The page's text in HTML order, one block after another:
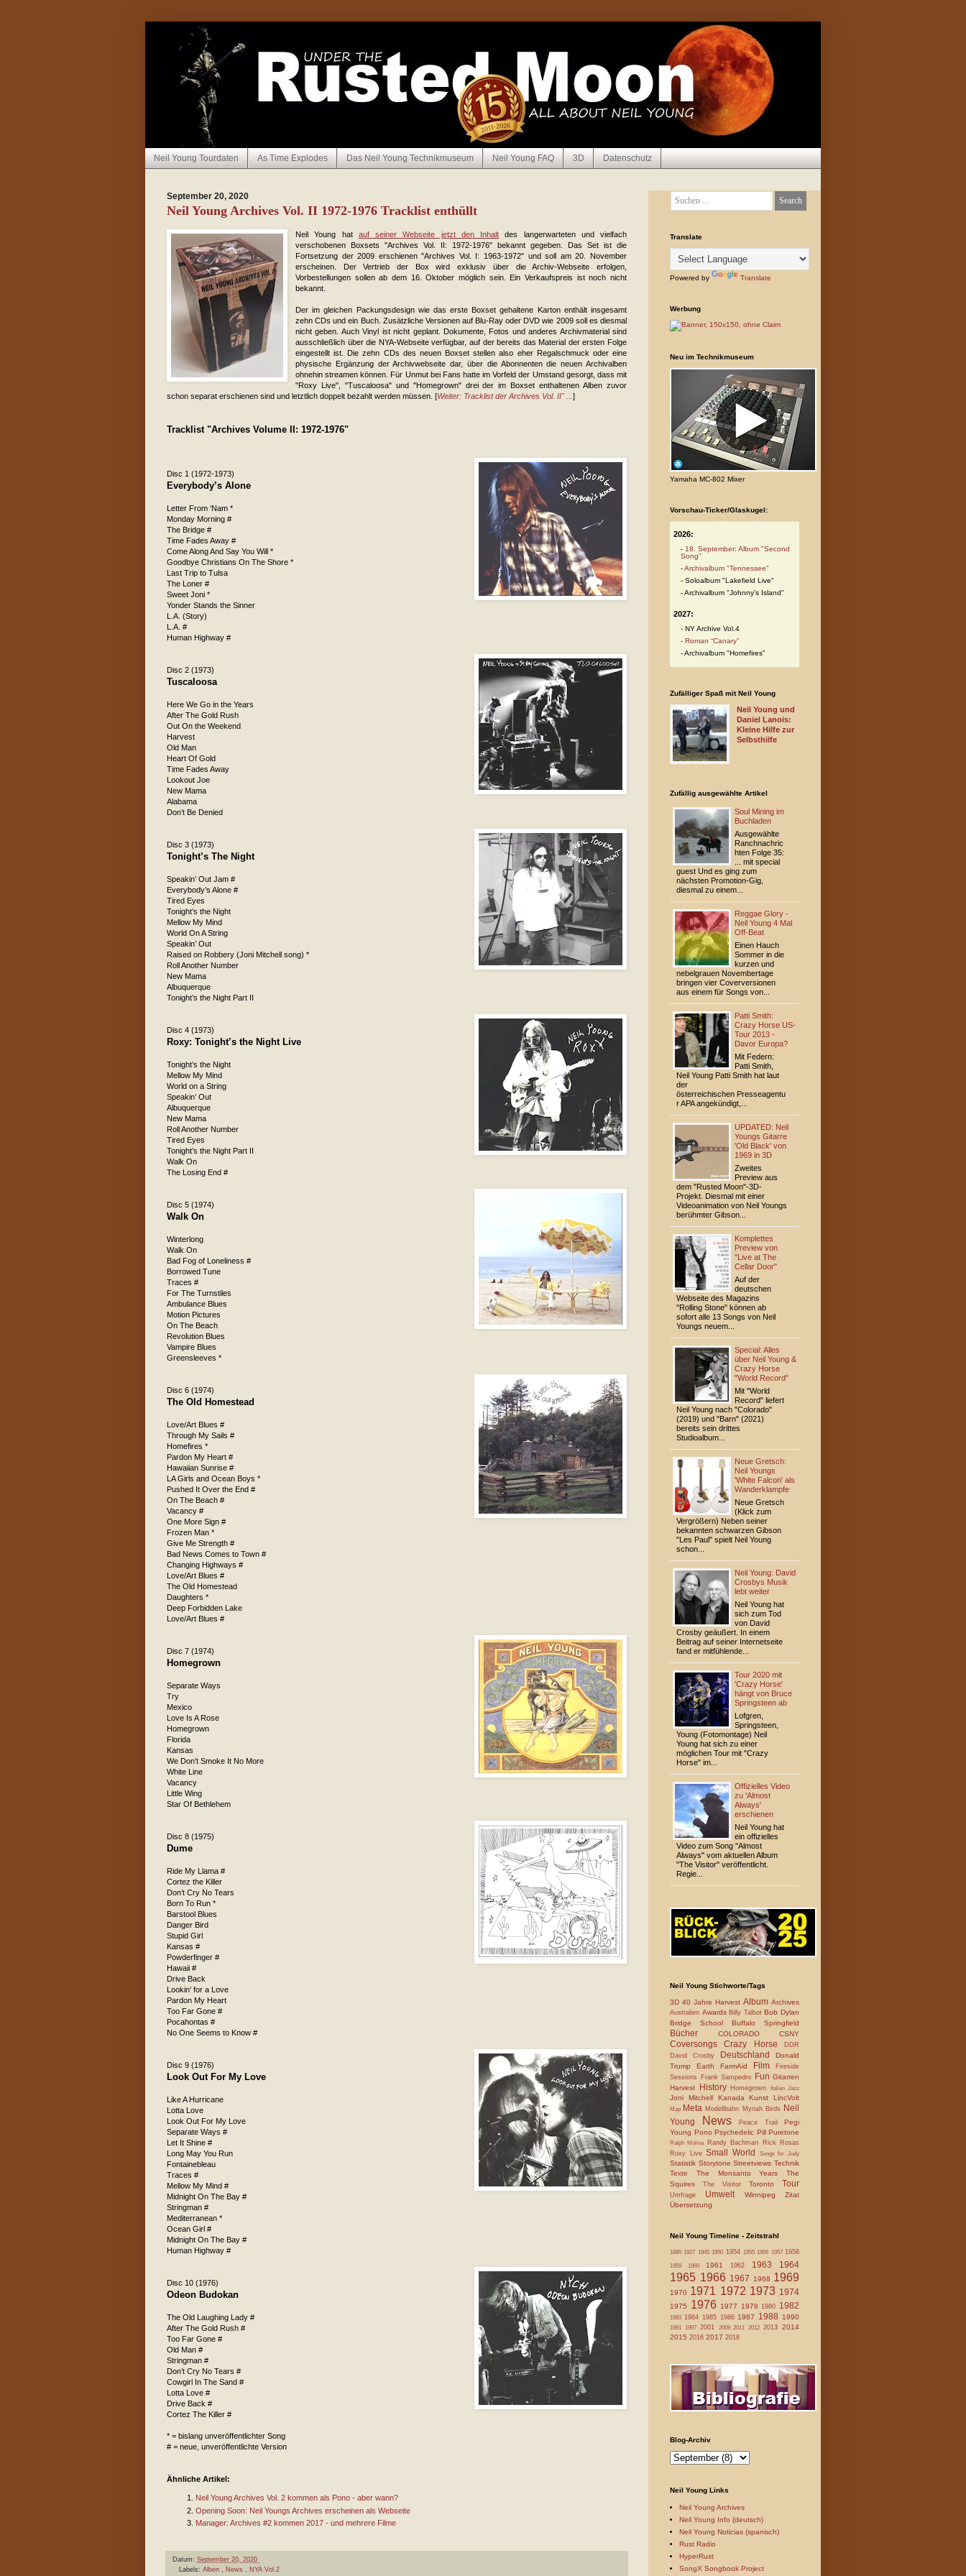
Neil Young Tourdaten As Time Explodes Das Neil Young Technikmuseum Neil Young FAQ 3D Datenschutz
September 20, 2020
Neil Young Archives Vol. II 1972-1976 Tracklist enthüllt
Neil Young hat auf seiner Webseite jetzt den Inhalt des langerwarteten und vielfach
verschobenen Boxsets "Archives Vol. II: 1972-1976" bekannt gegeben. Das Set ist die
Fortsetzung der 2009 erschienen "Archives Vol. I: 1963-1972" und soll am 20. November
erscheinen. Der Vertrieb der Box wird exklusiv über die Archiv-Webseite erfolgen,
Vorbestellungen sollen ab dem 16. Oktober möglich sein. Ein Verkaufspreis ist noch nicht
bekannt.
Der im gleichen Packungsdesign wie das erste Boxset gehaltene Karton enthält insgesamt
zehn CDs und ein Buch. Zusätzliche Versionen auf Blu-Ray oder DVD wie 2009 soll es diesmal
nicht geben. Auch Vinyl ist nicht geplant. Dokumente, Fotos und anderes Archivmaterial sind
ausschließlich über die NYA-Webseite verfügbar, auf der bereits das Material der ersten Folge
eingestellt ist. Die zehn CDs des neuen Boxset stellen also eher Regalschmuck oder eine
physische Ergänzung der Archivwebseite dar, über die Abonnenten die neuen Archivalben
ohnehin streamen können. Für Unmut bei Fans hatte im Vorfeld der Umstand gesorgt, dass mit
"Roxy Live", "Tuscaloosa" und "Homegrown" drei der im Boxset enthaltenen Alben zuvor
schon separat erschienen sind und letztlich doppelt bezahlt werden müssen. [Weiter: Tracklist der Archives Vol. II" ... ]
Tracklist "Archives Volume II: 1972-1976"
Disc 1 (1972-1973)
Everybody’s Alone
Letter From ‘Nam *
Monday Morning #
The Bridge #
Time Fades Away #
Come Along And Say You Will *
Goodbye Christians On The Shore *
Last Trip to Tulsa
The Loner #
Sweet Joni *
Yonder Stands the Sinner
L.A. (Story)
L.A. #
Human Highway #
Disc 2 (1973)
Tuscaloosa
Here We Go in the Years
After The Gold Rush
Out On the Weekend
Harvest
Old Man
Heart Of Gold
Time Fades Away
Lookout Joe
New Mama
Alabama
Don’t Be Denied
Disc 3 (1973)
Tonight’s The Night
Speakin’ Out Jam #
Everybody’s Alone #
Tired Eyes
Tonight’s the Night
Mellow My Mind
World On A String
Speakin’ Out
Raised on Robbery (Joni Mitchell song) *
Roll Another Number
New Mama
Albuquerque
Tonight’s the Night Part II
Disc 4 (1973)
Roxy: Tonight’s the Night Live
Tonight’s the Night
Mellow My Mind
World on a String
Speakin’ Out
Albuquerque
New Mama
Roll Another Number
Tired Eyes
Tonight’s the Night Part II
Walk On
The Losing End #
Disc 5 (1974)
Walk On
Winterlong
Walk On
Bad Fog of Loneliness #
Borrowed Tune
Traces #
For The Turnstiles
Ambulance Blues
Motion Pictures
On The Beach
Revolution Blues
Vampire Blues
Greensleeves *
Disc 6 (1974)
The Old Homestead
Love/Art Blues #
Through My Sails #
Homefires *
Pardon My Heart #
Hawaiian Sunrise #
LA Girls and Ocean Boys *
Pushed It Over the End #
On The Beach #
Vacancy #
One More Sign #
Frozen Man *
Give Me Strength #
Bad News Comes to Town #
Changing Highways #
Love/Art Blues #
The Old Homestead
Daughters *
Deep Forbidden Lake
Love/Art Blues #
Disc 7 (1974)
Homegrown
Separate Ways
Try
Mexico
Love Is A Rose
Homegrown
Florida
Kansas
We Don’t Smoke It No More
White Line
Vacancy
Little Wing
Star Of Bethlehem
Disc 8 (1975)
Dume
Ride My Llama #
Cortez the Killer
Don’t Cry No Tears
Born To Run *
Barstool Blues
Danger Bird
Stupid Girl
Kansas #
Powderfinger #
Hawaii #
Drive Back
Lookin’ for a Love
Pardon My Heart
Too Far Gone #
Pocahontas #
No One Seems to Know #
Disc 9 (1976)
Look Out For My Love
Like A Hurricane
Lotta Love
Look Out For My Love
Separate Ways #
Let It Shine #
Long May You Run
Fontainebleau
Traces #
Mellow My Mind #
Midnight On The Bay #
Stringman #
Mediterranean *
Ocean Girl #
Midnight On The Bay #
Human Highway #
Disc 10 (1976)
Odeon Budokan
The Old Laughing Lady #
After The Gold Rush #
Too Far Gone #
Old Man #
Stringman #
Don’t Cry No Tears #
Cowgirl In The Sand #
Lotta Love #
Drive Back #
Cortez The Killer #
* = bislang unveröffentlichter Song
# = neue, unveröffentlichte Version
Ähnliche Artikel:
Neil Young Archives Vol. 2 kommen als Pono - aber wann?
Opening Soon: Neil Youngs Archives erscheinen als Webseite
Manager: Archives #2 kommen 2017 - und mehrere Filme
Datum: September 20, 2020
Labels: Alben , News , NYA Vol.2
Translate
Powered by Translate
Werbung
Neu im Technikmuseum
Yamaha MC-802 Mixer
Vorschau-Ticker/Glaskugel:
2026:
18. September: Album "Second
Song"
Archivalbum "Tennessee"
Soloalbum "Lakefield Live"
Archivalbum "Johnny's Island"
2027:
NY Archive Vol.4
Roman “Canary”
Archivalbum "Homefires"
Zufälliger Spaß mit Neil Young
Neil Young und
Daniel Lanois:
Kleine Hilfe zur
Selbsthilfe
Zufällig ausgewählte Artikel
Soul Mining im
Buchladen
Ausgewählte
Ranchnachric
hten Folge 35:
... mit special
guest Und es ging zum
nächsten Promotion-Gig,
diesmal zu einem...
Reggae Glory -
Neil Young 4 Mal
Off-Beat
Einen Hauch
Sommer in die
kurzen und
nebelgrauen Novembertage
bringen vier Coverversionen
aus einem für Songs von...
Patti Smith:
Crazy Horse US-
Tour 2013 -
Davor Europa?
Mit Federn:
Patti Smith,
Neil Young Patti Smith hat laut
der
österreichischen Presseagentu
r APA angekündigt,...
UPDATED: Neil
Youngs Gitarre
'Old Black' von
1969 in 3D
Zweites
Preview aus
dem "Rusted Moon"-3D-
Projekt. Diesmal mit einer
Videoanimation von Neil Youngs
berühmter Gibson...
Komplettes
Preview von
"Live at The
Cellar Door"
Auf der
deutschen
Webseite des Magazins
"Rolling Stone" können ab
sofort alle 13 Songs von Neil
Youngs neuem...
Special: Alles
über Neil Young &
Crazy Horse
"World Record"
Mit "World
Record" liefert
Neil Young nach "Colorado"
(2019) und "Barn" (2021)
bereits sein drittes
Studioalbum...
Neue Gretsch:
Neil Youngs
'White Falcon' als
Wanderklampfe
Neue Gretsch
(Klick zum
Vergrößern) Neben seiner
bekannten schwarzen Gibson
"Les Paul" spielt Neil Young
schon...
Neil Young: David
Crosbys Musik
lebt weiter
Neil Young hat
sich zum Tod
von David
Crosby geäußert. In einem
Beitrag auf seiner Internetseite
fand er mitfühlende...
Tour 2020 mit
'Crazy Horse'
hängt von Bruce
Springsteen ab
Lofgren,
Springsteen,
Young (Fotomontage) Neil
Young hat sich zu einer
möglichen Tour mit "Crazy
Horse" im...
Offizielles Video
zu 'Almost
Always'
erschienen
Neil Young hat
ein offizielles
Video zum Song "Almost
Always" vom aktuellen Album
"The Visitor" veröffentlicht.
Regie...
Neil Young Stichworte/Tags
3D 40 Jahre Harvest Album Archives
Australien Awards Billy Talbot Bob Dylan
Bridge School Buffalo Springfield
Bücher COLORADO CSNY
CoversongsCrazy HorseDDR
David Crosby
Deutschland
Donald
Trump Earth FarmAid Film
Fireside
Sessions
Frank Sampedro Fun Gitarren
Harvest
History Homegrown Italien Jazz
Joni Mitchell Kanada Kunst LincVolt
Map MetaModellbahn Mynah Birds
Neil
Young
News Peace Trail Pegi
Young Pono Psychedelic Pill Puretone
Ralph Molina Randy Bachman
Rick Rosas
Roxy LiveSmall World Songs for Judy
Statistik StorytoneStreetviewsTechnik
Texte The Monsanto Years The
Squires The Visitor Toronto Tour
Umfrage Umwelt WinnipegZitat
Übersetzung
Neil Young Timeline - Zeitstrahl
18851927 19451950 1954 19551956 1957 1958
1959 1960 1961 1962 1963 1964
1965 1966 1967 1968 1969
1970 1971 1972 1973 1974
1975 1976 1977 19781980 1982
1983 1984 1985 19861987 19881990
1991 1997 2001 20092011201220132014
2015 2016 2017 2018
Blog-Archiv
Neil Young Links
Neil Young Archives
Neil Young Info (deutsch)
Neil Young Noticias (spanisch)
Rust Radio
HyperRust
SongX Songbook Project